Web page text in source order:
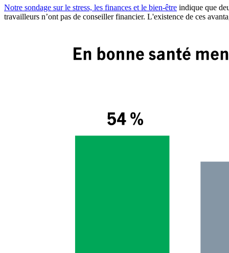
Notre sondage sur le stress, les finances et le bien-être indique que
travailleurs n’ont pas de conseiller financier. L'existence de ces